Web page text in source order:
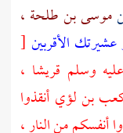
موسى بن طلحة ،
عشيرتك الأقربين [
قريشا ،
بن لؤي أنقذوا
أنفسكم من النار ،